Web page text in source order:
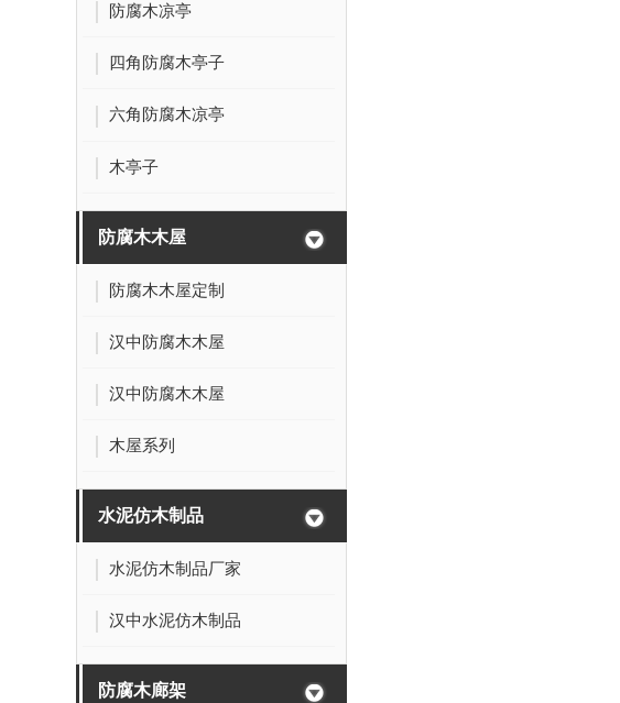
防腐木凉亭
四角防腐木亭子
六角防腐木凉亭
木亭子
防腐木木屋
防腐木木屋定制
汉中防腐木木屋
汉中防腐木木屋
木屋系列
水泥仿木制品
水泥仿木制品厂家
汉中水泥仿木制品
防腐木廊架